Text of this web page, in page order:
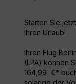
Starten Sie
Ihren Urlaub!
Ihren Flug
(LPA) können
164,99 €*